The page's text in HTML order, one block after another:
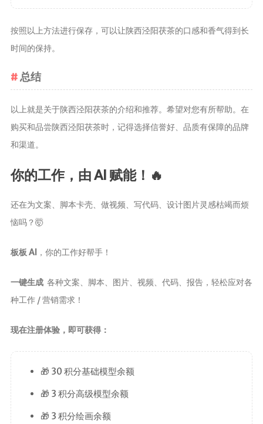
按照以上方法进行保存，可以让陕西泾阳茯茶的口感和香气得到长
时间的保持。
总结
以上就是关于陕西泾阳茯茶的介绍和推荐。希望对您有所帮助。在
购买和品尝陕西泾阳茯茶时，记得选择信誉好、品质有保障的品牌
和渠道。
你的工作，由 AI 赋能！🔥
还在为文案、脚本卡壳、做视频、写代码、设计图片灵感枯竭而烦
恼吗？🤯
板板 AI ，你的工作好帮手！
一键生成 各种文案、脚本、图片、视频、代码、报告，轻松应对各
种工作 / 营销需求！
现在注册体验，即可获得：
🎁 30 积分基础模型余额
🎁 3 积分高级模型余额
🎁 3 积分绘画余额